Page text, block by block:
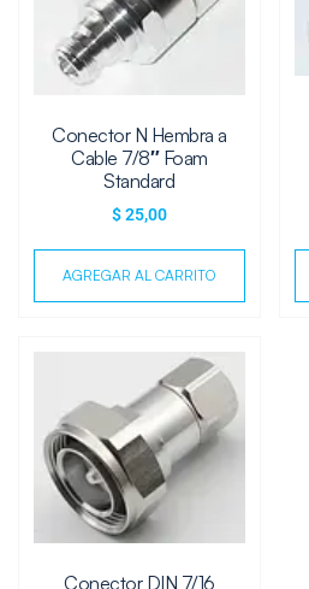
Conector N Hembra a
Cable 7/8″ Foam
Standard
$25,00
AGREGAR AL CARRITO
Conector DIN 7/16